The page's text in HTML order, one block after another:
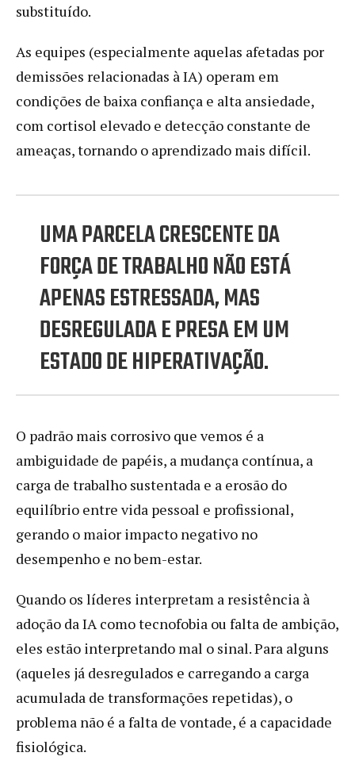
substituído.
As equipes (especialmente aquelas afetadas por
demissões relacionadas à IA) operam em
condições de baixa confiança e alta ansiedade,
com cortisol elevado e detecção constante de
ameaças, tornando o aprendizado mais difícil.
UMA PARCELA CRESCENTE DA
FORÇA DE TRABALHO NÃO ESTÁ
APENAS ESTRESSADA, MAS
DESREGULADA E PRESA EM UM
ESTADO DE HIPERATIVAÇÃO.
O padrão mais corrosivo que vemos é a
ambiguidade de papéis, a mudança contínua, a
carga de trabalho sustentada e a erosão do
equilíbrio entre vida pessoal e profissional,
gerando o maior impacto negativo no
desempenho e no bem-estar.
Quando os líderes interpretam a resistência à
adoção da IA como tecnofobia ou falta de ambição,
eles estão interpretando mal o sinal. Para alguns
(aqueles já desregulados e carregando a carga
acumulada de transformações repetidas), o
problema não é a falta de vontade, é a capacidade
fisiológica.